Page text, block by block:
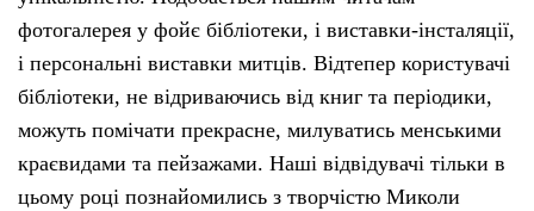
фотогалерея у фойє бібліотеки, і виставки-інсталяції,
і персональні виставки митців. Відтепер користувачі
бібліотеки, не відриваючись від книг та періодики,
можуть помічати прекрасне, милуватись менськими
краєвидами та пейзажами. Наші відвідувачі тільки в
цьому році познайомились з творчістю Миколи